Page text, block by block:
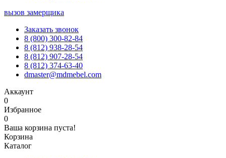
вызов замерщика
Заказать звонок
8 (800) 300-82-84
8 (812) 938-28-54
8 (812) 907-28-54
8 (812) 374-63-40
dmaster@mdmebel.com
Аккаунт
0
Избранное
0
Ваша корзина пуста!
Корзина
Каталог